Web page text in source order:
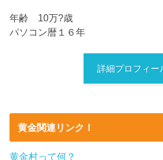
年齢 10万?歳
パソコン暦１６年
詳細プロフィー
黄金関連リンク！
黄金村って何？